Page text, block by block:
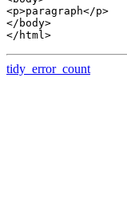
<p>paragraph</p>
</body>
tidy_error_count